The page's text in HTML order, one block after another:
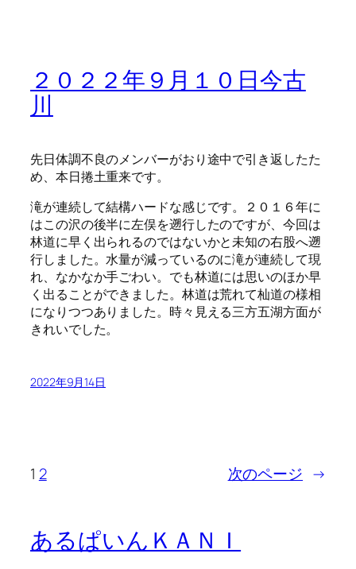
２０２２年９月１０日今古
川
先日体調不良のメンバーがおり途中で引き返したた
め、本日捲土重来です。
滝が連続して結構ハードな感じです。２０１６年に
はこの沢の後半に左俣を遡行したのですが、今回は
林道に早く出られるのではないかと未知の右股へ遡
行しました。水量が減っているのに滝が連続して現
れ、なかなか手ごわい。でも林道には思いのほか早
く出ることができました。林道は荒れて杣道の様相
になりつつありました。時々見える三方五湖方面が
きれいでした。
2022年9月14日
1 2 次のページ →
あるぱいんＫＡＮＩ